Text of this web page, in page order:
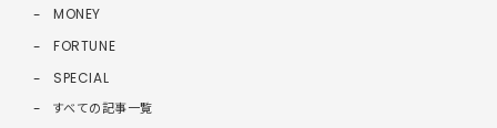
MONEY
FORTUNE
SPECIAL
すべての記事一覧